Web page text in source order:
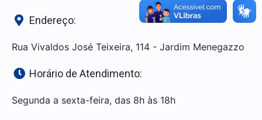
Endereço:
Rua Vivaldos José Teixeira, 114 - Jardim Menegazzo
Horário de Atendimento:
Segunda a sexta-feira, das 8h às 18h